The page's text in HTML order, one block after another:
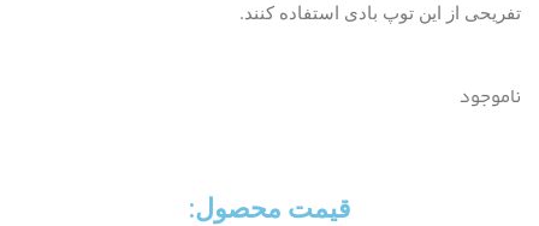
تفریحی از این توپ بادی استفاده کنند.
ناموجود
قیمت محصول:​